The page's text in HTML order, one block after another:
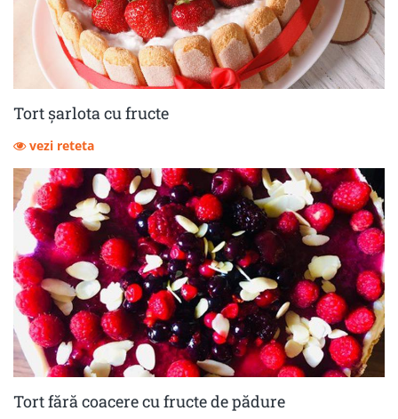
Tort șarlota cu fructe
vezi reteta
Tort fără coacere cu fructe de pădure